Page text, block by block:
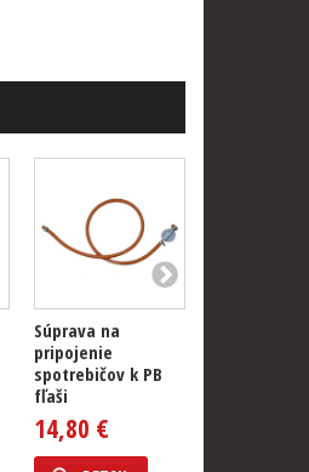
Súprava na
pripojenie
spotrebičov k PB
fľaši
14,80 €